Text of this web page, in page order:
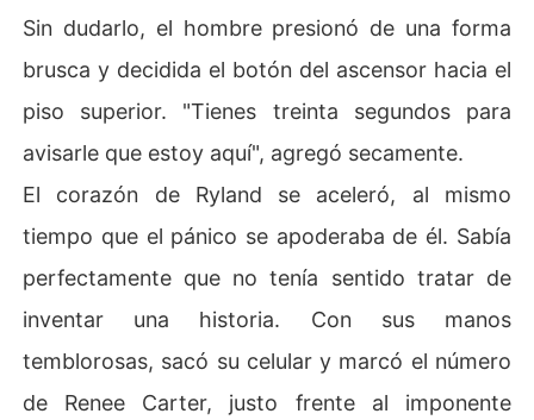
Sin dudarlo, el hombre presionó de una forma
brusca y decidida el botón del ascensor hacia el
piso superior. "Tienes treinta segundos para
avisarle que estoy aquí", agregó secamente.
El corazón de Ryland se aceleró, al mismo
tiempo que el pánico se apoderaba de él. Sabía
perfectamente que no tenía sentido tratar de
inventar una historia. Con sus manos
temblorosas, sacó su celular y marcó el número
de Renee Carter, justo frente al imponente